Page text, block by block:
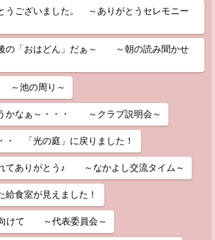
うございました。 ～ありがとうセレモニー
の「おはどん」だぁ～ ～朝の読み聞かせ
池の周り～
かなぁ～・・・ ～クラブ説明会～
・ 「光の庭」に戻りました！
てありがとう♪ ～なかよし交流タイム～
給食室が見えました！
けて ～代表委員会～